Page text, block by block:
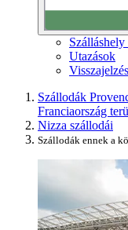
Szálláshely
Utazások
Visszajelzés
Szállodák
Franciaország
Nizza szállodái
Szállodák ennek a